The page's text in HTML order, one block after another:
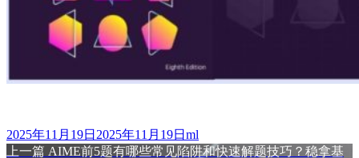
发
布
2025年11月19日 2025年11月19日 作
者
ml
上一篇 上
AIME前5题有哪些常见陷阱和快速解题技巧？稳拿基